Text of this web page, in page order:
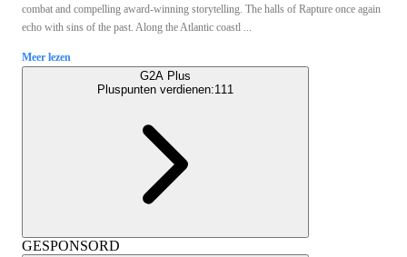
combat and compelling award-winning storytelling. The halls of Rapture once again
echo with sins of the past. Along the Atlantic coastl ...
Meer lezen
G2A Plus
Pluspunten verdienen:111
GESPONSORD